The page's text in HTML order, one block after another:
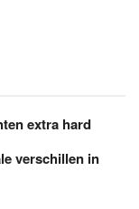
extra hard
verschillen in